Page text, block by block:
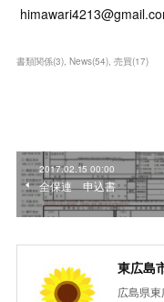
書類関係(3) News(54) 売買(17)
2017.02.15 00:00
全保連 申込書
東広島
広島県